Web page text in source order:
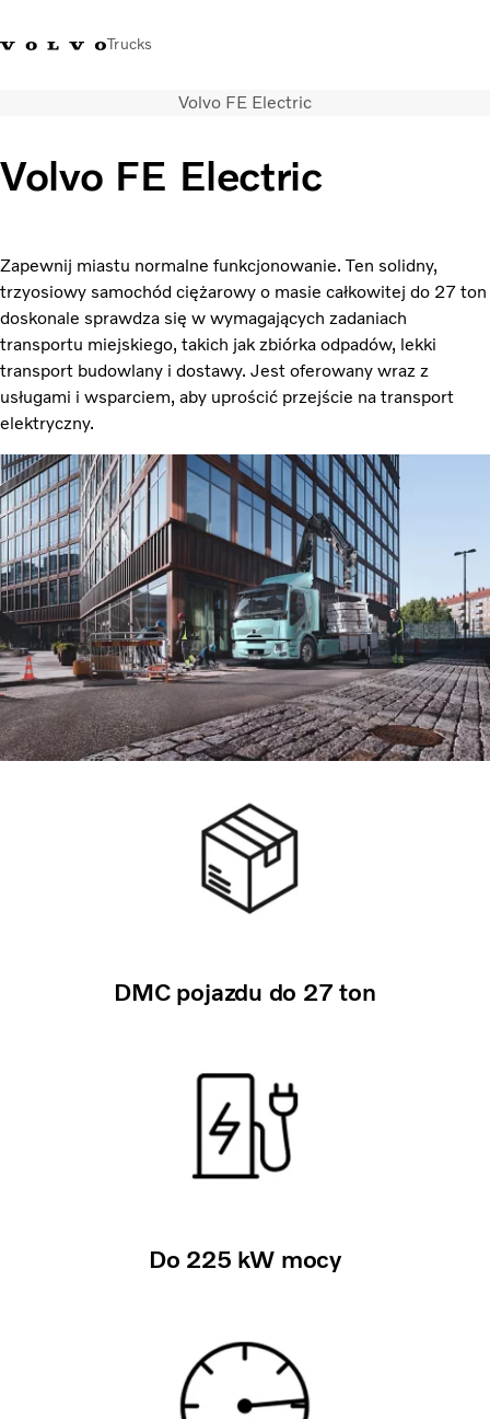
Trucks
Sklep Volvo Trucks Zaloguj sięPolska
Rozwiązania transportowe
Wyszukiwarka dealerów
Aktualności
O nas
Volvo Truck Builder
Kontakt
Volvo FE Electric
Volvo FE Electric
Zapewnij miastu normalne funkcjonowanie. Ten solidny,
trzyosiowy samochód ciężarowy o masie całkowitej do 27 ton
doskonale sprawdza się w wymagających zadaniach
transportu miejskiego, takich jak zbiórka odpadów, lekki
transport budowlany i dostawy. Jest oferowany wraz z
usługami i wsparciem, aby uprościć przejście na transport
elektryczny.
DMC pojazdu do 27 ton
Do 225 kW mocy